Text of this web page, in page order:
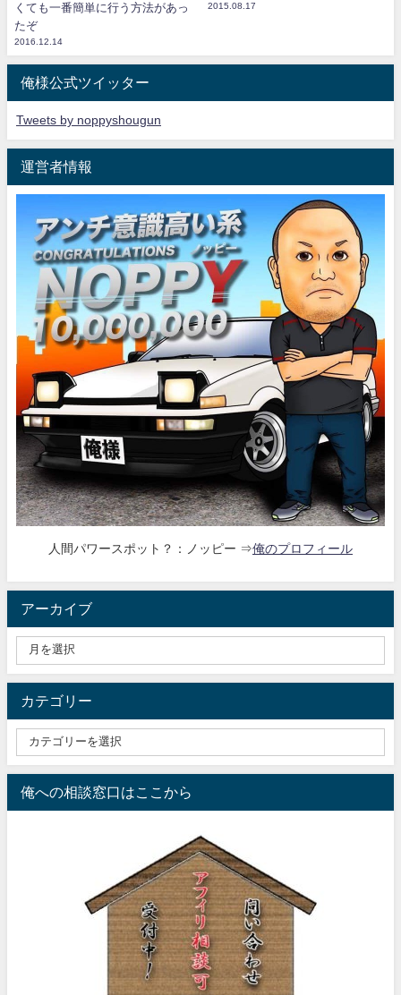
くても一番簡単に行う方法があっ
たぞ
2016.12.14
2015.08.17
俺様公式ツイッター
Tweets by noppyshougun
運営者情報
人間パワースポット？：ノッピー ⇒俺のプロフィール
アーカイブ
カテゴリー
俺への相談窓口はここから